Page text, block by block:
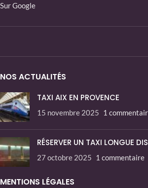
Sur Google
NOS ACTUALITÉS
TAXI AIX EN PROVENCE
15 novembre 2025 1
RÉSERVER UN TAXI LONGUE
27 octobre 2025 1 commentaire
MENTIONS LÉGALES